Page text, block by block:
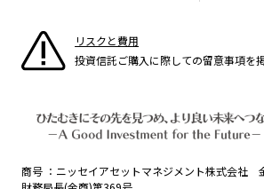
リスクと費用
投資信託ご購入に際しての留意事項を
商号
ニッセイアセットマネジメント株式会社